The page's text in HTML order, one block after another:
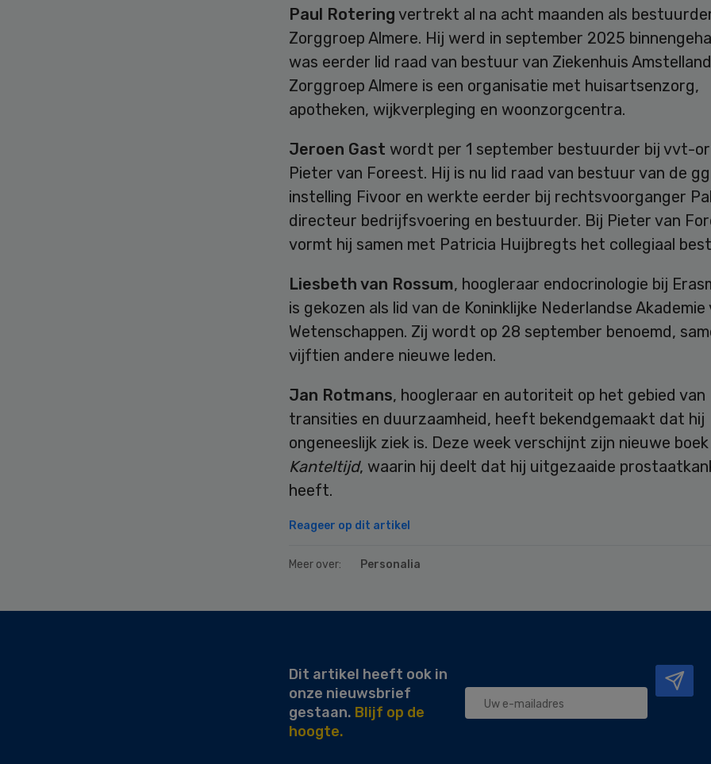
Paul Rotering vertrekt al na acht maanden als
Zorggroep Almere. Hij werd in september 2025
was eerder lid raad van bestuur van Ziekenhuis
Zorggroep Almere is een organisatie met huisartsenzorg,
apotheken, wijkverpleging en woonzorgcentra.
Jeroen Gast wordt per 1 september bestuurder bij vvt-
Pieter van Foreest. Hij is nu lid raad van bestuur van de
instelling Fivoor en werkte eerder bij rechtsvoorganger
directeur bedrijfsvoering en bestuurder. Bij Pieter van
vormt hij samen met Patricia Huijbregts het collegiaal
Liesbeth van Rossum, hoogleraar endocrinologie bij
is gekozen als lid van de Koninklijke Nederlandse Akademie
Wetenschappen. Zij wordt op 28 september benoemd,
vijftien andere nieuwe leden.
Jan Rotmans, hoogleraar en autoriteit op het gebied van
transities en duurzaamheid, heeft bekendgemaakt dat hij
ongeneeslijk ziek is. Deze week verschijnt zijn nieuwe boek
Kanteltijd, waarin hij deelt dat hij uitgezaaide
heeft.
Reageer op dit artikel
Meer over: Personalia
Dit artikel heeft ook in
onze nieuwsbrief
gestaan. Blijf op de
hoogte.